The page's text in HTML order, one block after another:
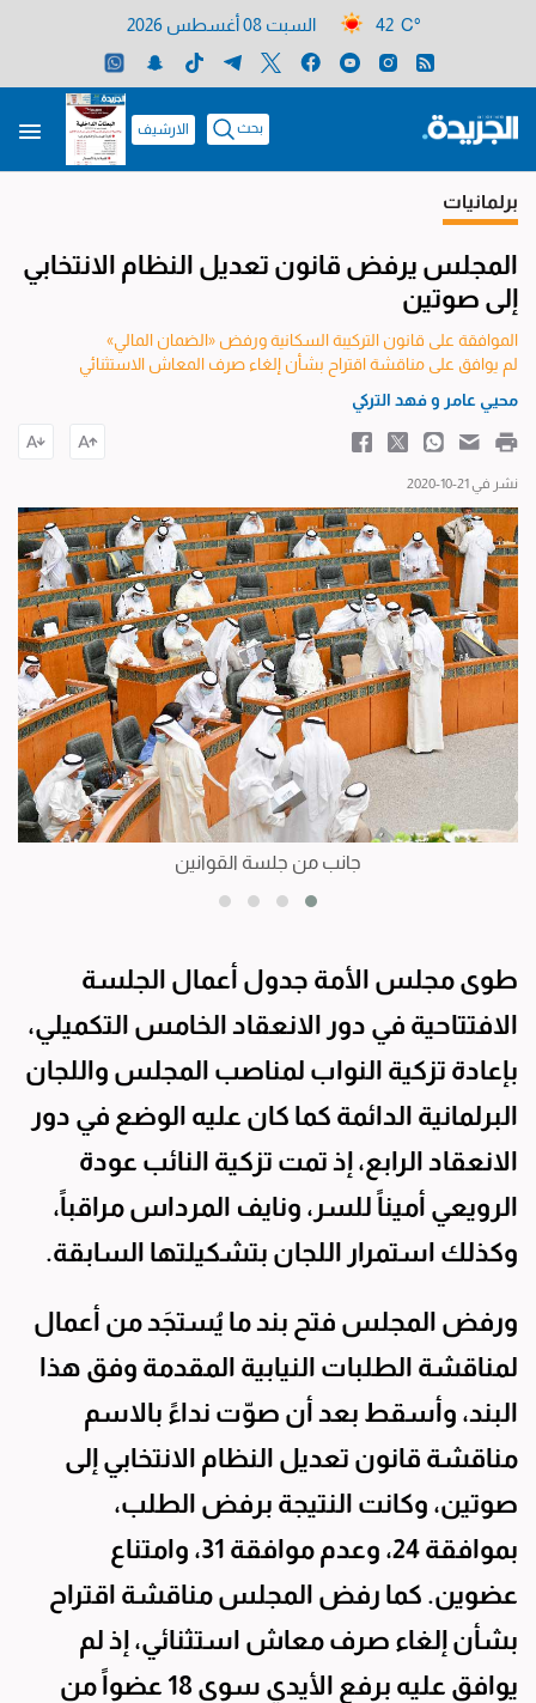
42 C° السبت 08 أغسطس 2026
بحث الارشيف
برلمانيات
المجلس يرفض قانون تعديل النظام الانتخابي
إلى صوتين
الموافقة على قانون التركيبة السكانية ورفض «الضمان المالي»
لم يوافق على مناقشة اقتراح بشأن إلغاء صرف المعاش الاستثنائي
محيي عامر وفهد التركي
نشر في 21-10-2020
جانب من جلسة القوانين
طوى مجلس الأمة جدول أعمال الجلسة
الافتتاحية في دور الانعقاد الخامس التكميلي،
بإعادة تزكية النواب لمناصب المجلس واللجان
البرلمانية الدائمة كما كان عليه الوضع في دور
الانعقاد الرابع، إذ تمت تزكية النائب عودة
الرويعي أميناً للسر، ونايف المرداس مراقباً،
وكذلك استمرار اللجان بتشكيلتها السابقة.
ورفض المجلس فتح بند ما يُستجَد من أعمال
لمناقشة الطلبات النيابية المقدمة وفق هذا
البند، وأسقط بعد أن صوّت نداءً بالاسم
مناقشة قانون تعديل النظام الانتخابي إلى
صوتين، وكانت النتيجة برفض الطلب،
بموافقة 24، وعدم موافقة 31، وامتناع
عضوين. كما رفض المجلس مناقشة اقتراح
بشأن إلغاء صرف معاش استثنائي، إذ لم
يوافق عليه برفع الأيدي سوى 18 عضواً من